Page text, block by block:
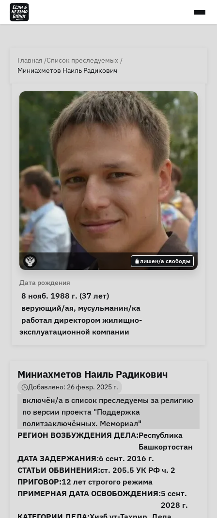
Главная Список преследуемых
Миниахметов Наиль Радикович
лишен/а свободы
Личная информация
Дата рождения
8 нояб. 1988 г. (37 лет)
Особые обстоятельства
верующий/ая, мусульманин/ка
Примечания
эксплуатационной компании
Миниахметов Наиль Радикович
Добавлено: 26 февр. 2025 г.
включён/а в список преследуемы за религию
по версии проекта "Поддержка
политзаключённых. Мемориал"
Информация о деле
РЕГИОН ВОЗБУЖДЕНИЯ ДЕЛА:Республика
Башкортостан
ДАТА ЗАДЕРЖАНИЯ:6 сент. 2016 г.
СТАТЬИ ОБВИНЕНИЯ:ст. 205.5 УК РФ ч. 2
ПРИГОВОР:12 лет строгого режима
ПРИМЕРНАЯ ДАТА ОСВОБОЖДЕНИЯ:5 сент.
2028 г.